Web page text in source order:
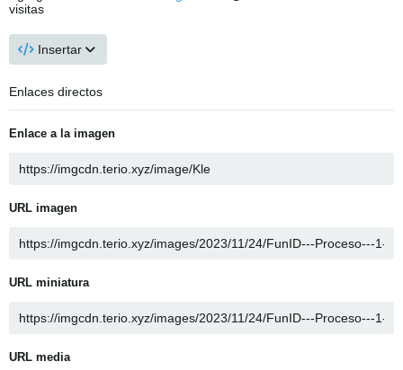
visitas
Insertar
Enlaces directos
Enlace a la imagen
URL imagen
URL miniatura
URL media